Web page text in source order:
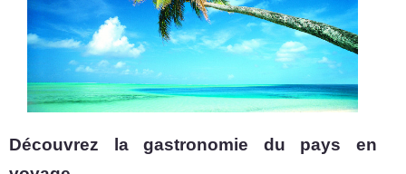
Découvrez la gastronomie du pays en